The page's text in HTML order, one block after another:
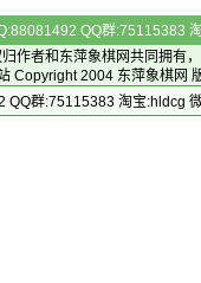
QQ群:75115383
作者和 东萍象棋网共同拥有
Copyright 2004 东萍象棋网
QQ群:75115383 淘宝:hldcg